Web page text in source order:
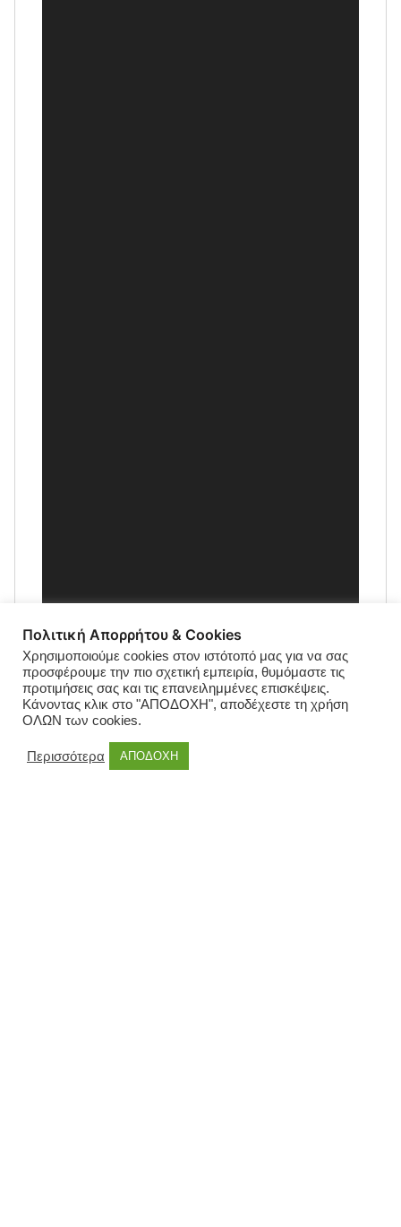
Πολιτική Απορρήτου & Cookies
Χρησιμοποιούμε cookies στον ιστότοπό μας για να σας
προσφέρουμε την πιο σχετική εμπειρία, θυμόμαστε τις
προτιμήσεις σας και τις επανειλημμένες επισκέψεις.
Κάνοντας κλικ στο "ΑΠΟΔΟΧΗ", αποδέχεστε τη χρήση
ΟΛΩΝ των cookies.
Περισσότερα ΑΠΟΔΟΧΗ